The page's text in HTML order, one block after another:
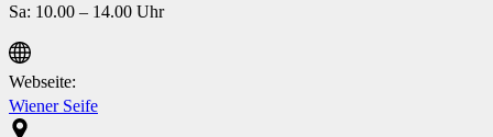
Sa: 10.00 – 14.00 Uhr
Webseite:
Wiener Seife